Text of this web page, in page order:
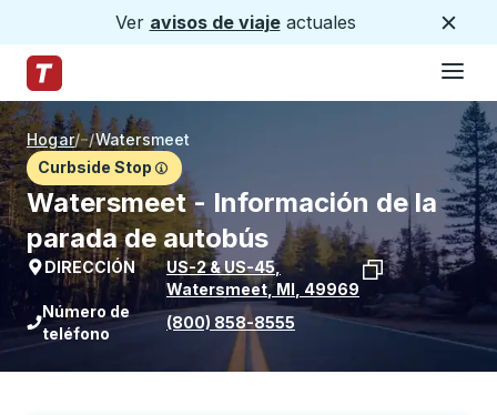
Ver avisos de viajeactuales
Página de inicio de Trailways
Hogar/ /Watersmeet
Curbside Stop
Watersmeet - Información de la
parada de autobús
DIRECCIÓN US-2 & US-45,
Watersmeet,MI 49969
Ver la ubicación de la parada en
Número de
teléfono
(800) 858-8555